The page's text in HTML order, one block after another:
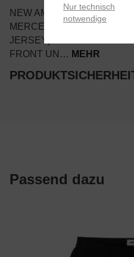
NEW AMSTERDAM
MERCERISIERTER
JERSEY) MIT
FRONT UN… MEHR
Passend dazu
Nur technisch
notwendige